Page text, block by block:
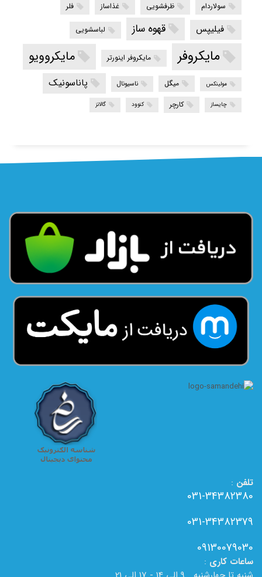
سولاردام
ظرفشویی غذاساز فلر
فیلیپس قهوه ساز لباسشویی
مایکروفر مایکروفر اینورتر مایکروویو
مولینکس میگل ناسیونال پاناسونیک
چایساز کارچر کنوود گالانز
تلفن :
031-34382380
031-34382379
09130079030
ساعات کاری :